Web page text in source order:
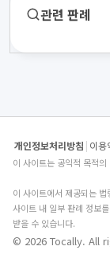
관련 판례
개인정보처리방침 | 이용
이 사이트는 공익적 목적
이 사이트에서 제공되는
사이트 내 일부 판례 정보
받을 수 있습니다.
© 2026 Tocally. All